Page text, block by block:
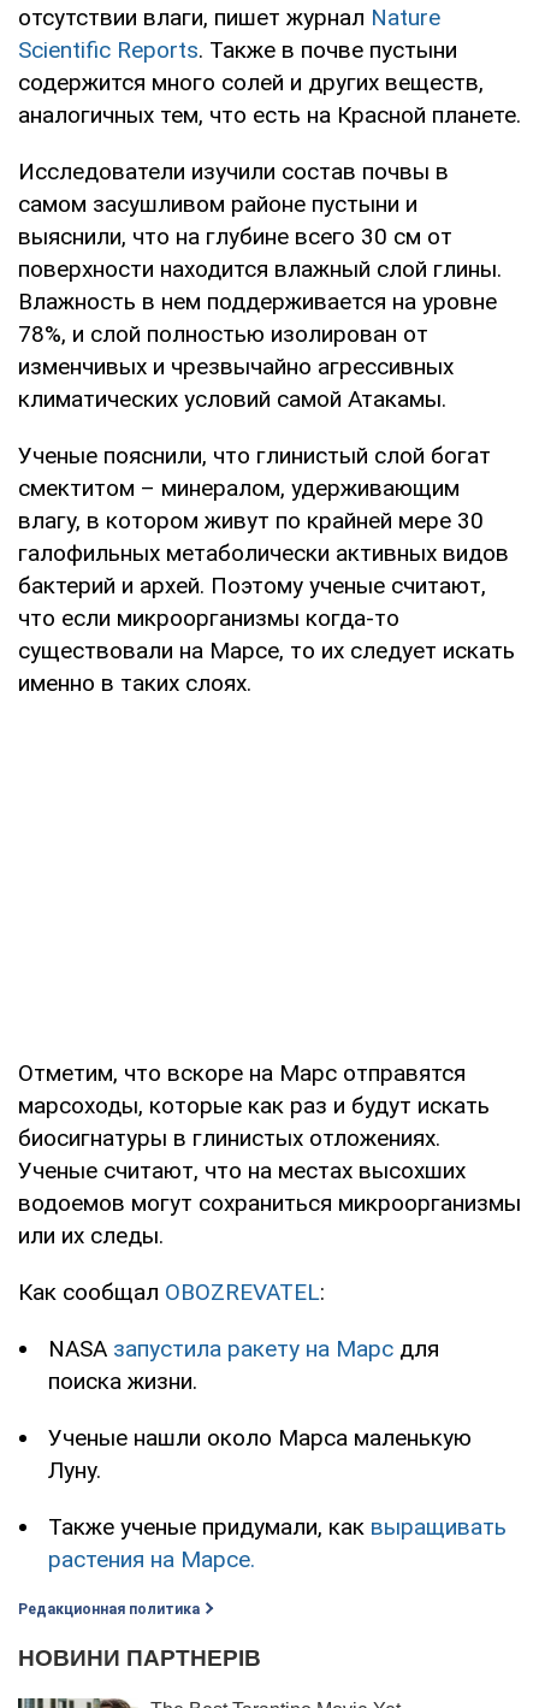
отсутствии влаги, пишет журнал Nature
Scientific Reports. Также в почве пустыни
содержится много солей и других веществ,
аналогичных тем, что есть на Красной планете.
Исследователи изучили состав почвы в
самом засушливом районе пустыни и
выяснили, что на глубине всего 30 см от
поверхности находится влажный слой глины.
Влажность в нем поддерживается на уровне
78%, и слой полностью изолирован от
изменчивых и чрезвычайно агрессивных
климатических условий самой Атакамы.
Ученые пояснили, что глинистый слой богат
смектитом – минералом, удерживающим
влагу, в котором живут по крайней мере 30
галофильных метаболически активных видов
бактерий и архей. Поэтому ученые считают,
что если микроорганизмы когда-то
существовали на Марсе, то их следует искать
именно в таких слоях.
Отметим, что вскоре на Марс отправятся
марсоходы, которые как раз и будут искать
биосигнатуры в глинистых отложениях.
Ученые считают, что на местах высохших
водоемов могут сохраниться микроорганизмы
или их следы.
Как сообщал OBOZREVATEL:
NASA запустила ракету на Марс для
поиска жизни.
Ученые нашли около Марса маленькую
Луну.
Также ученые придумали, как выращивать
растения на Марсе.
Редакционная политика